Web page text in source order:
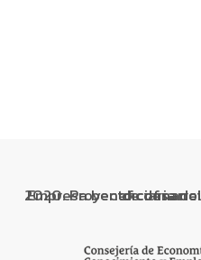
Empresa beneficiaria de la subvención Innobonos 2020.